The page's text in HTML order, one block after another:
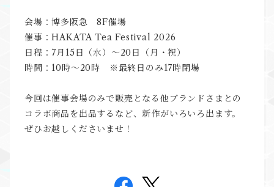
会場：博多阪急 8F催場
催事：HAKATA Tea Festival 2026
日程：7月15日（水）～20日（月・祝）
時間：10時～20時 ※最終日のみ17時閉場
今回は催事会場のみで販売となる他ブランドさまとの
コラボ商品を出品するなど、新作がいろいろ出ます。
ぜひお越しくださいませ！